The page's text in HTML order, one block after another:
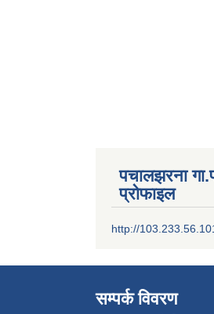
पचालझरना
प्रोफाइल
http://
सम्पर्क विवरण